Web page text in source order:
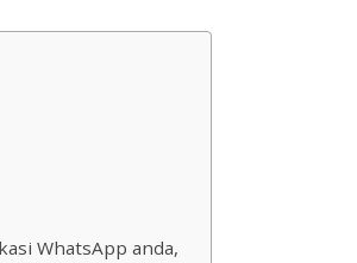
WhatsApp anda,